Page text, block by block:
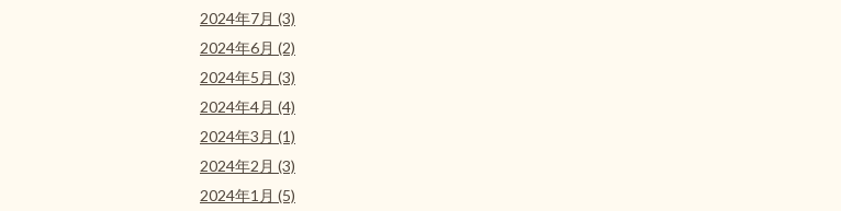
2024年7月 (3)
2024年6月 (2)
2024年5月 (3)
2024年4月 (4)
2024年3月 (1)
2024年2月 (3)
2024年1月 (5)